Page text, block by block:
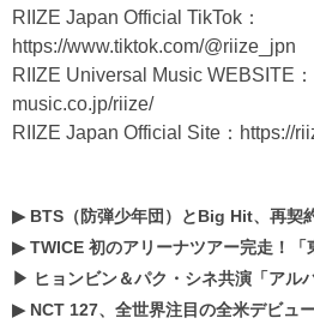
RIIZE Japan Official TikTok：
https://www.tiktok.com/@riize_jpn
RIIZE Universal Music WEBSITE：
music.co.jp/riize/
RIIZE Japan Official Site： https://
▶ BTS（防弾少年団）とBig Hit、再契
▶TWICE 初のアリーナツアー完走！「東京ドーム 2DAYS」「ナゴヤドーム1DAY」
▶ ヒョンビン＆パク・シネ共演「アルハンブラ
▶ NCT 127、全世界注目の全米デビュー！日本初ツア